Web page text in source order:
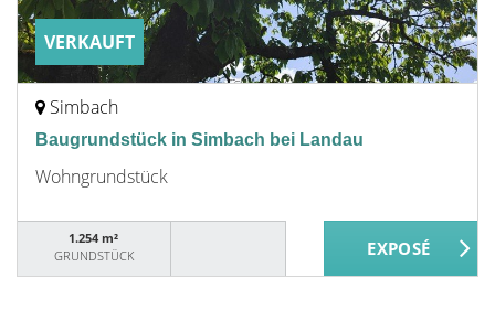
VERKAUFT
Simbach
Baugrundstück in Simbach bei Landau
Wohngrundstück
1.254 m²
GRUNDSTÜCK